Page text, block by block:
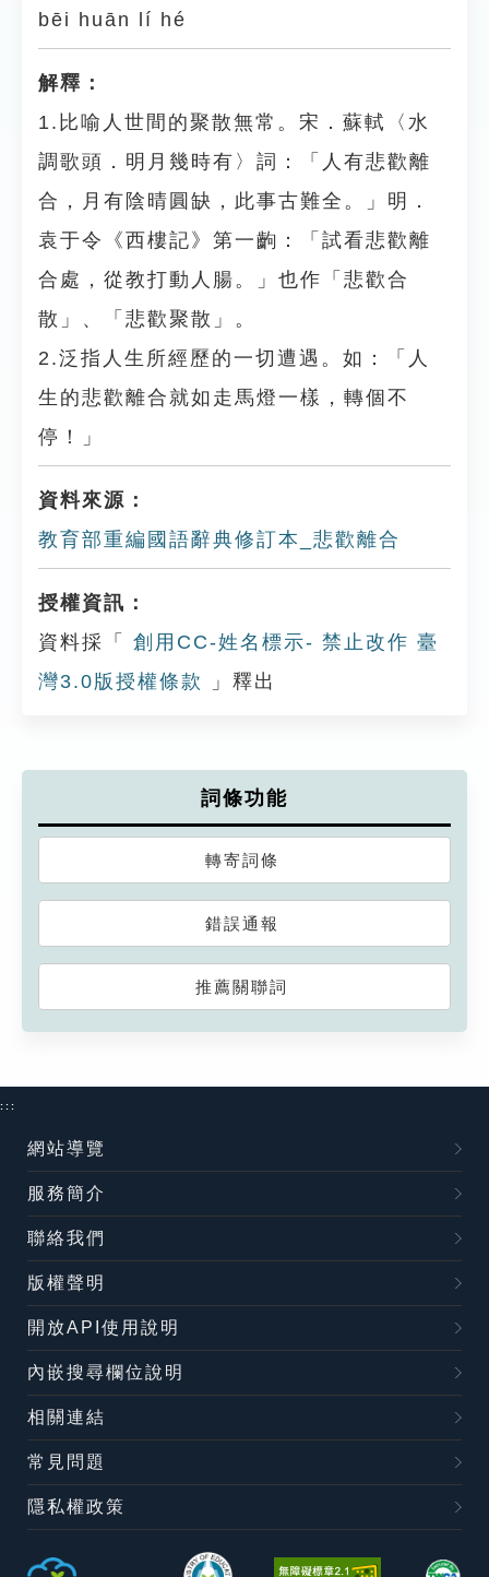
bēi huān lí hé
解釋：
1.比喻人世間的聚散無常。宋．蘇軾〈水
調歌頭．明月幾時有〉詞：「人有悲歡離
合，月有陰晴圓缺，此事古難全。」明．
袁于令《西樓記》第一齣：「試看悲歡離
合處，從教打動人腸。」也作「悲歡合
散」、「悲歡聚散」。
2.泛指人生所經歷的一切遭遇。如：「人
生的悲歡離合就如走馬燈一樣，轉個不
停！」
資料來源：
教育部重編國語辭典修訂本_悲歡離合
授權資訊：
資料採「
創用CC-姓名標示- 禁止改作 臺
灣3.0版授權條款
」釋出
詞條功能
轉寄詞條
錯誤通報
推薦關聯詞
:::
網站導覽
服務簡介
聯絡我們
版權聲明
開放API使用說明
內嵌搜尋欄位說明
相關連結
常見問題
隱私權政策